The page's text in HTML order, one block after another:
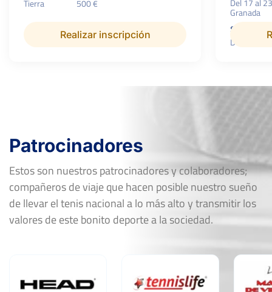
Tierra 500 €
Realizar inscripción
Granada
Superficie:
Dura
Patrocinadores
Estos son nuestros patrocinadores y colaboradores;
compañeros de viaje que hacen posible nuestro sueño
de llevar el tenis nacional a lo más alto y transmitir los
valores de este bonito deporte a la sociedad.